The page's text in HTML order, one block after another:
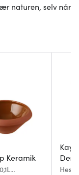
naturen, selv når
Keramik
Kay
Hest